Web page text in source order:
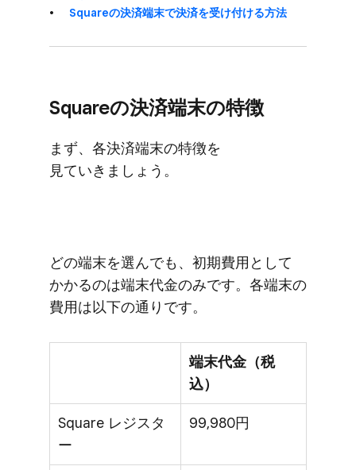
Squareの​決済端末で​決済を​受け付ける​方​法
Squareの​決済端末の​特徴
まず、​各決済端末の​特徴を​
見ていきましょう。
どの​端末を​選んでも、​初期費用と​して​
かかるのは​端末代金のみです。​各端末の​
費用は​以下の​通りです。
端末代金（税
込）
Square レジスタ
ー
99,980円